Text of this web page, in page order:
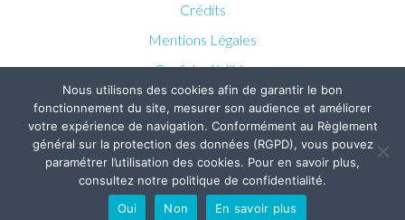
Crédits
Mentions Légales
Confidentialités
Nous utilisons des cookies afin de garantir le bon
fonctionnement du site, mesurer son audience et améliorer
votre expérience de navigation. Conformément au Règlement
général sur la protection des données (RGPD), vous pouvez
paramétrer l’utilisation des cookies. Pour en savoir plus,
consultez notre politique de confidentialité.
Oui
Non En savoir plus